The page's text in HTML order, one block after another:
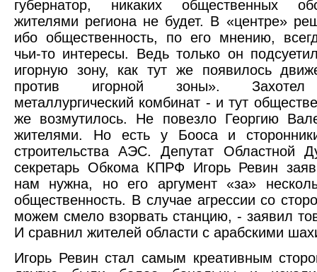
губернатор, никаких общественных
жителями региона не будет. В «центре»
ибо общественность, по его мнению,
чьи-то интересы. Ведь только он
игорную зону, как тут же появилось
против игорной зоны». Захотел
металлургический комбинат - и тут
же возмутилось. Не повезло Георгию
жителями. Но есть у Бооса и
строительства АЭС. Депутат Областной
секретарь Обкома КПРФ Игорь Ревин
нам нужна, но его аргумент «за»
общественность. В случае агрессии со
можем смело взорвать станцию, - заявил
И сравнил жителей области с арабскими
Игорь Ревин стал самым креативным